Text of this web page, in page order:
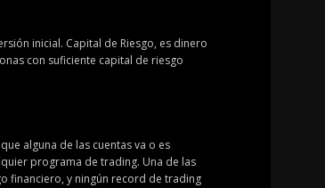
inicial. Capital de Riesgo, es dinero
con suficiente capital de riesgo
alguna de las cuentas va o es
programa de trading. Una de las
financiero, y ningún record de trading